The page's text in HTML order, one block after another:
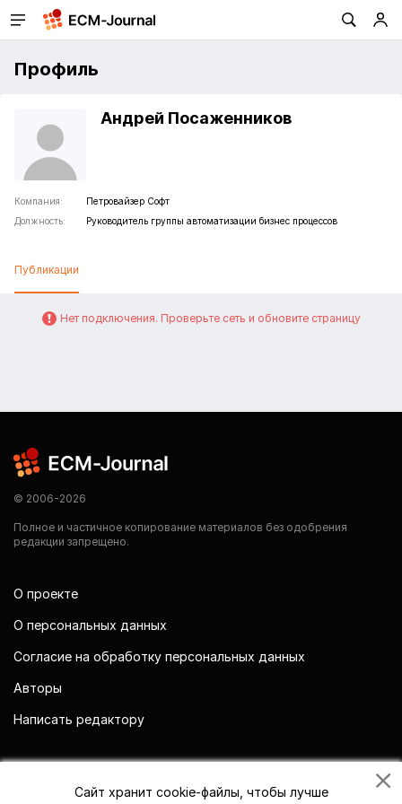
Профиль
Андрей Посаженников
Компания:
Петровайзер Софт
Должность:
Руководитель группы автоматизации бизнес процессов
Публикации
Нет подключения. Проверьте сеть и обновите страницу
© 2006-2026
Полное и частичное копирование материалов без одобрения
редакции запрещено.
О проекте
О персональных данных
Согласие на обработку персональных данных
Авторы
Написать редактору
Сайт хранит cookie-файлы, чтобы лучше